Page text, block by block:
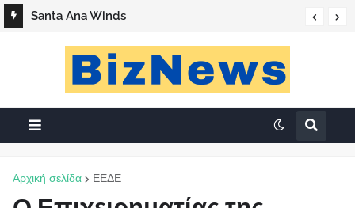
Santa Ana Winds
Αρχική σελίδα ΕΕΔΕ